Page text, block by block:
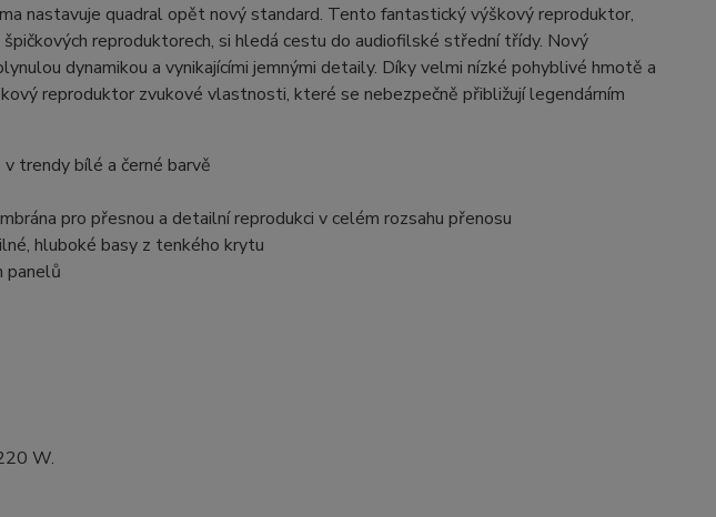
nastavuje quadral opět nový standard. Tento fantastický výškový reproduktor,
reproduktorech, si hledá cestu do audiofilské střední třídy. Nový
dynamikou a vynikajícími jemnými detaily. Díky velmi nízké pohyblivé hmotě a
reproduktor zvukové vlastnosti, které se nebezpečně přibližují legendárním
trendy bílé a černé barvě
pro přesnou a detailní reprodukci v celém rozsahu přenosu
hluboké basy z tenkého krytu
panelů
W.